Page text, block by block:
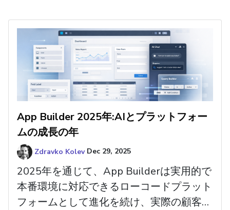
App Builder 2025年:AIとプラットフォー
ムの成長の年
Zdravko Kolev Dec 29, 2025
2025年を通じて、App Builderは実用的で
本番環境に対応できるローコードプラット
フォームとして進化を続け、実際の顧客ニ